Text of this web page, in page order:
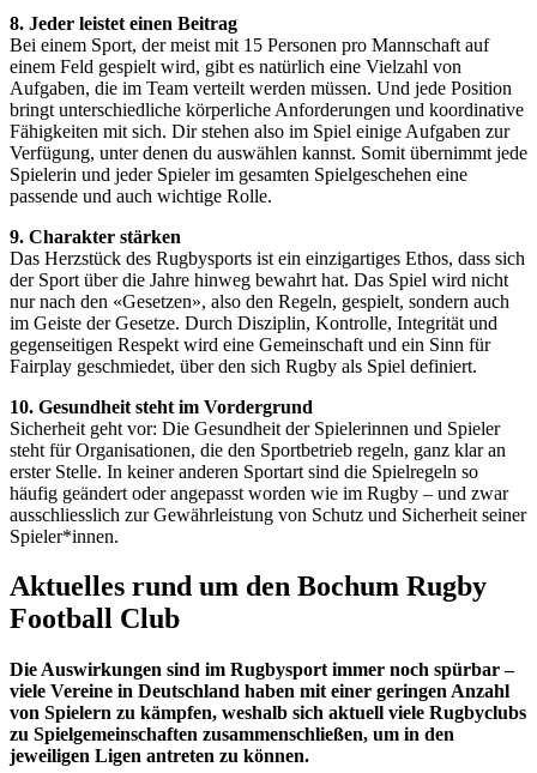
8. Jeder leistet einen Beitrag
Bei einem Sport, der meist mit 15 Personen pro Mannschaft auf
einem Feld gespielt wird, gibt es natürlich eine Vielzahl von
Aufgaben, die im Team verteilt werden müssen. Und jede Position
bringt unterschiedliche körperliche Anforderungen und koordinative
Fähigkeiten mit sich. Dir stehen also im Spiel einige Aufgaben zur
Verfügung, unter denen du auswählen kannst. Somit übernimmt jede
Spielerin und jeder Spieler im gesamten Spielgeschehen eine
passende und auch wichtige Rolle.
9. Charakter stärken
Das Herzstück des Rugbysports ist ein einzigartiges Ethos, dass sich
der Sport über die Jahre hinweg bewahrt hat. Das Spiel wird nicht
nur nach den «Gesetzen», also den Regeln, gespielt, sondern auch
im Geiste der Gesetze. Durch Disziplin, Kontrolle, Integrität und
gegenseitigen Respekt wird eine Gemeinschaft und ein Sinn für
Fairplay geschmiedet, über den sich Rugby als Spiel definiert.
10. Gesundheit steht im Vordergrund
Sicherheit geht vor: Die Gesundheit der Spielerinnen und Spieler
steht für Organisationen, die den Sportbetrieb regeln, ganz klar an
erster Stelle. In keiner anderen Sportart sind die Spielregeln so
häufig geändert oder angepasst worden wie im Rugby – und zwar
ausschliesslich zur Gewährleistung von Schutz und Sicherheit seiner
Spieler*innen.
Aktuelles rund um den Bochum Rugby
Football Club
Die Auswirkungen sind im Rugbysport immer noch spürbar –
viele Vereine in Deutschland haben mit einer geringen Anzahl
von Spielern zu kämpfen, weshalb sich aktuell viele Rugbyclubs
zu Spielgemeinschaften zusammenschließen, um in den
jeweiligen Ligen antreten zu können.